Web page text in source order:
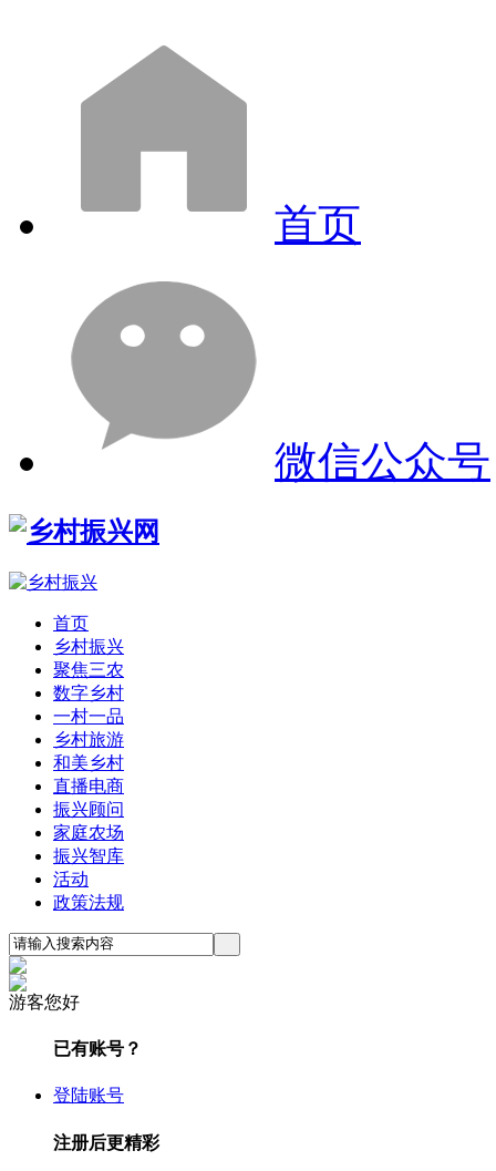
首页
微信公众号
首页
乡村振兴
聚焦三农
数字乡村
一村一品
乡村旅游
和美乡村
直播电商
振兴顾问
家庭农场
振兴智库
活动
政策法规
游客您好
已有账号？
登陆账号
注册后更精彩